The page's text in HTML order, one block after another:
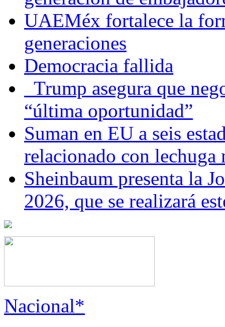
UAEMéx fortalece la
generaciones
Democracia fallida
Trump asegura que
“última oportunidad”
Suman en EU a seis
relacionado con lechuga
Sheinbaum presenta la
2026, que se realizará
Nacional*